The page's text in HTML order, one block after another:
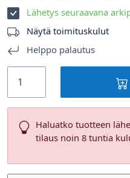
Lähetys seuraavana
Näytä toimituskulut
Helppo palautus
Haluatko tuotteen
tilaus noin 8 tuntia